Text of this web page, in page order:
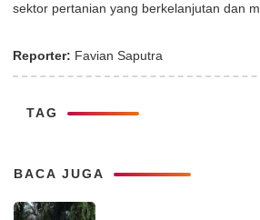
sektor pertanian yang berkelanjutan dan
Reporter: Favian Saputra
TAG
BACA JUGA